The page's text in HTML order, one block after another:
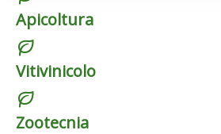
Apicoltura
Vitivinicolo
Zootecnia